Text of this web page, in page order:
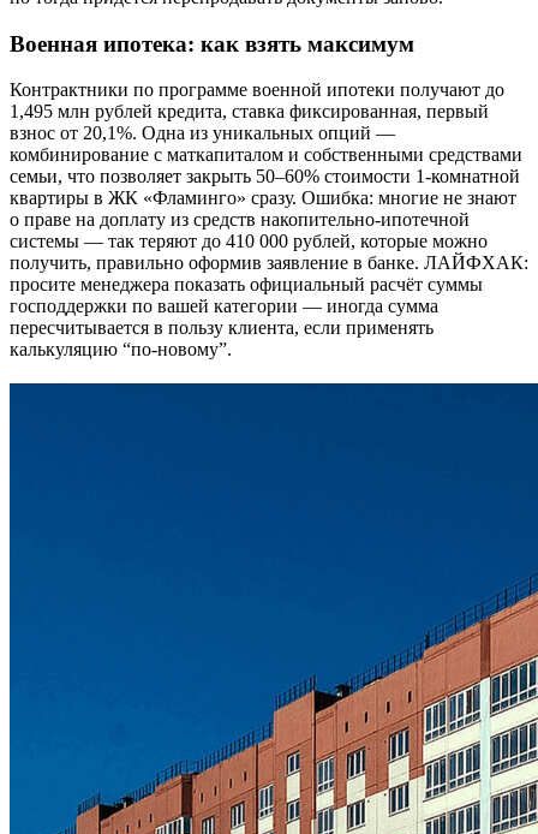
Военная ипотека: как взять максимум
Контрактники по программе военной ипотеки получают до
1,495 млн рублей кредита, ставка фиксированная, первый
взнос от 20,1%. Одна из уникальных опций —
комбинирование с маткапиталом и собственными средствами
семьи, что позволяет закрыть 50–60% стоимости 1-комнатной
квартиры в ЖК «Фламинго» сразу. Ошибка: многие не знают
о праве на доплату из средств накопительно-ипотечной
системы — так теряют до 410 000 рублей, которые можно
получить, правильно оформив заявление в банке. ЛАЙФХАК:
просите менеджера показать официальный расчёт суммы
господдержки по вашей категории — иногда сумма
пересчитывается в пользу клиента, если применять
калькуляцию “по-новому”.